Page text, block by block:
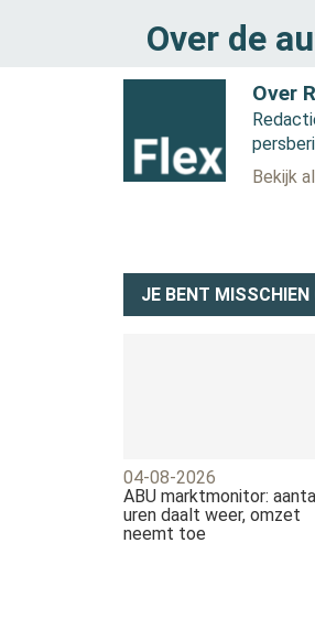
Over de
Over
Bekijk
JE BENT MISSCHIEN
04-08-2026
ABU marktmonitor: aantal
uren daalt weer, omzet
neemt toe